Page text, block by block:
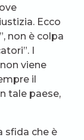
Ecco
non è colpa
I
viene
il
tale paese,
sfida che è